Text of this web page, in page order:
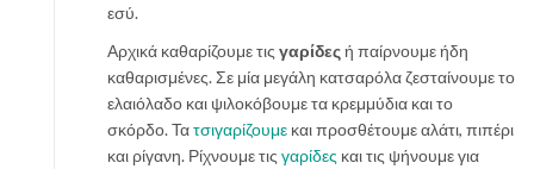
εσύ.
Αρχικά καθαρίζουμε τις γαρίδεςή παίρνουμε ήδη
καθαρισμένες. Σε μία μεγάλη κατσαρόλα ζεσταίνουμε το
ελαιόλαδο και ψιλοκόβουμε τα κρεμμύδια και το
σκόρδο. Τατσιγαρίζουμε και προσθέτουμε αλάτι, πιπέρι
και ρίγανη. Ρίχνουμε τις γαρίδες και τις ψήνουμε για